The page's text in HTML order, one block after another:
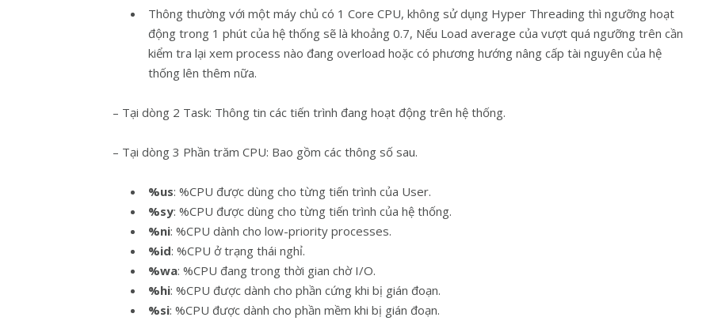
Thông thường với một máy chủ có 1 Core CPU, không sử dụng Hyper Threading thì ngưỡng hoạt
động trong 1 phút của hệ thống sẽ là khoảng 0.7, Nếu Load average của vượt quá ngưỡng trên cần
kiểm tra lại xem process nào đang overload hoặc có phương hướng nâng cấp tài nguyên của hệ
thống lên thêm nữa.
– Tại dòng 2 Task: Thông tin các tiến trình đang hoạt động trên hệ thống.
– Tại dòng 3 Phần trăm CPU: Bao gồm các thông số sau.
%us: %CPU được dùng cho từng tiến trình của User.
%sy: %CPU được dùng cho từng tiến trình của hệ thống.
%ni: %CPU dành cho low-priority processes.
%id: %CPU ở trạng thái nghỉ.
%wa: %CPU đang trong thời gian chờ I/O.
%hi: %CPU được dành cho phần cứng khi bị gián đoạn.
%si: %CPU được dành cho phần mềm khi bị gián đoạn.